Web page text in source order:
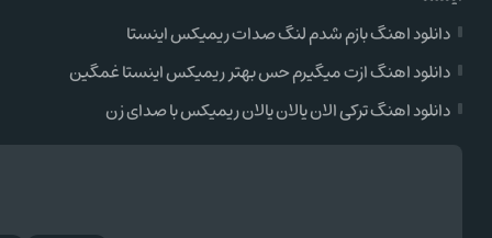
دانلود اهنگ بازم شدم لنگ صدات ریمیکس اینستا
دانلود اهنگ ازت میگیرم حس بهتر ریمیکس اینستا غمگین
دانلود اهنگ ترکی الان یالان یالان ریمیکس با صدای زن